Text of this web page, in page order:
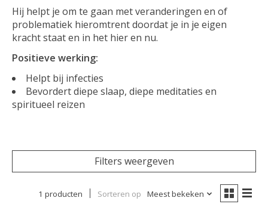
Hij helpt je om te gaan met veranderingen en of
problematiek hieromtrent doordat je in je eigen
kracht staat en in het hier en nu.
Positieve werking:
Helpt bij infecties
Bevordert diepe slaap, diepe meditaties en
spiritueel reizen
Filters weergeven
1 producten Sorteren op Meest bekeken